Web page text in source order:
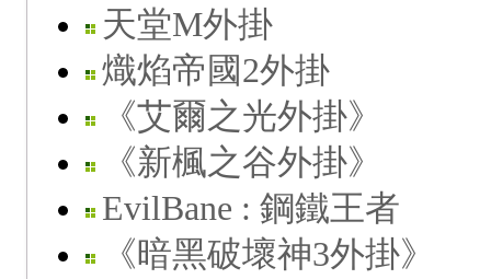
天堂M外掛
熾焰帝國2外掛
《艾爾之光外掛》
《新楓之谷外掛》
EvilBane : 鋼鐵王者
《暗黑破壞神3外掛》